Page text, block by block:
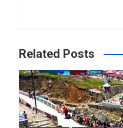
Related Posts